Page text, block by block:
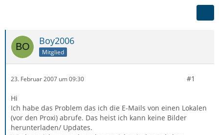
Boy2006
Mitglied
23. Februar 2007 um 09:30 #1
Hi
Ich habe das Problem das ich die E-Mails von einen Lokalen
(vor den Proxi) abrufe. Das heist ich kann keine Bilder
herunterladen/ Updates.